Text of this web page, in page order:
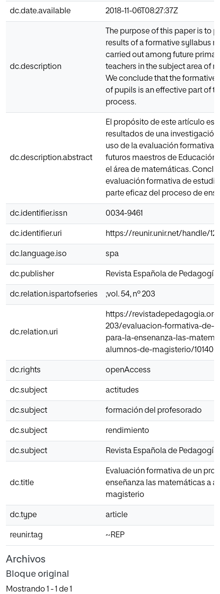
dc.date.available 2018-11-06T08:27:37Z
dc.description
The purpose of this paper is to
results of a formative syllabus
carried out among future
teachers in the subject area of
We conclude that the formative
of pupils is an effective part of
process.
dc.description.abstract
El propósito de este artículo es
resultados de una investigación
uso de la evaluación formativa
futuros maestros de Educación
el área de matemáticas.
evaluación formativa de
parte eficaz del proceso de
dc.identifier.issn 0034-9461
dc.identifier.uri https://reunir.unir.net/handle/
dc.language.iso spa
dc.publisher Revista Española de Pedagogía
dc.relation.ispartofseries ;vol. 54, nº 203
dc.relation.uri
https://
203/evaluacion-formativa-de-
para-la-ensenanza-las-
alumnos-de-magisterio/
dc.rights openAccess
dc.subject actitudes
dc.subject formación del profesorado
dc.subject rendimiento
dc.subject Revista Española de Pedagogía
dc.title
Evaluación formativa de un
enseñanza las matemáticas a
magisterio
dc.type article
reunir.tag ~REP
Archivos
Bloque original
Mostrando 1 - 1 de 1